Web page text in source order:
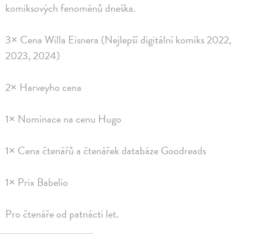
komiksových fenoménů dneška.
3× Cena Willa Eisnera (Nejlepší digitální komiks 2022,
2023, 2024)
2× Harveyho cena
1× Nominace na cenu Hugo
1× Cena čtenářů a čtenářek databáze Goodreads
1× Prix Babelio
Pro čtenáře od patnácti let.